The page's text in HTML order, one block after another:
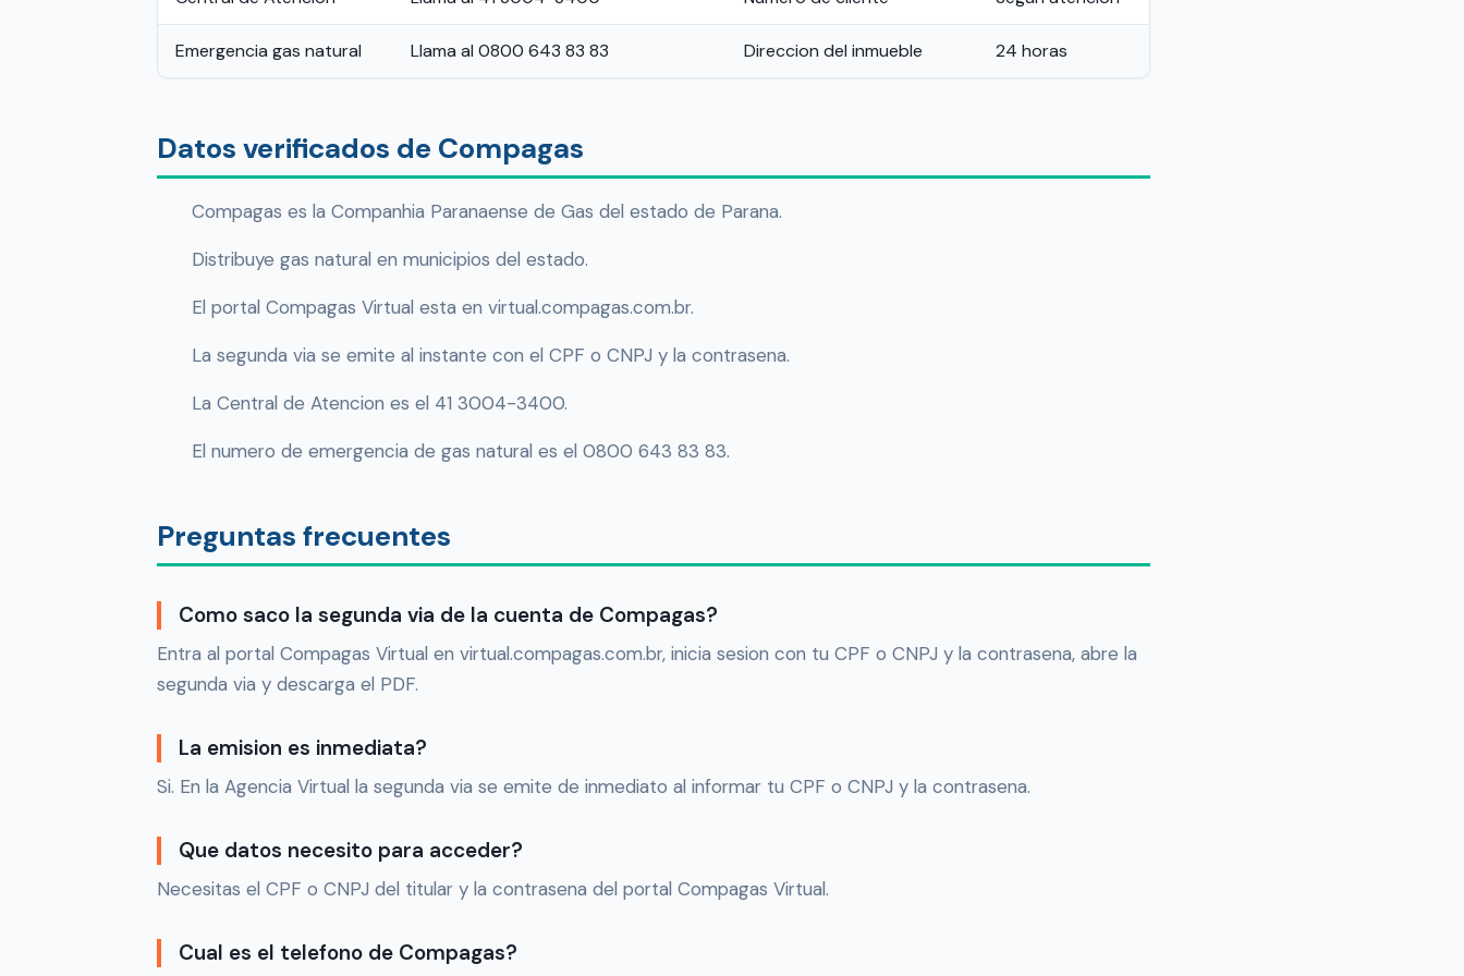
Emergencia gas natural Llama al 0800 643 83 83 Direccion del inmueble 24 horas
Datos verificados de Compagas
Compagas es la Companhia Paranaense de Gas del estado de Parana.
Distribuye gas natural en municipios del estado.
El portal Compagas Virtual esta en virtual.compagas.com.br.
La segunda via se emite al instante con el CPF o CNPJ y la contrasena.
La Central de Atencion es el 41 3004-3400.
El numero de emergencia de gas natural es el 0800 643 83 83.
Preguntas frecuentes
Como saco la segunda via de la cuenta de Compagas?
Entra al portal Compagas Virtual en virtual.compagas.com.br, inicia sesion con tu CPF o CNPJ y la contrasena, abre la
segunda via y descarga el PDF.
La emision es inmediata?
Si. En la Agencia Virtual la segunda via se emite de inmediato al informar tu CPF o CNPJ y la contrasena.
Que datos necesito para acceder?
Necesitas el CPF o CNPJ del titular y la contrasena del portal Compagas Virtual.
Cual es el telefono de Compagas?